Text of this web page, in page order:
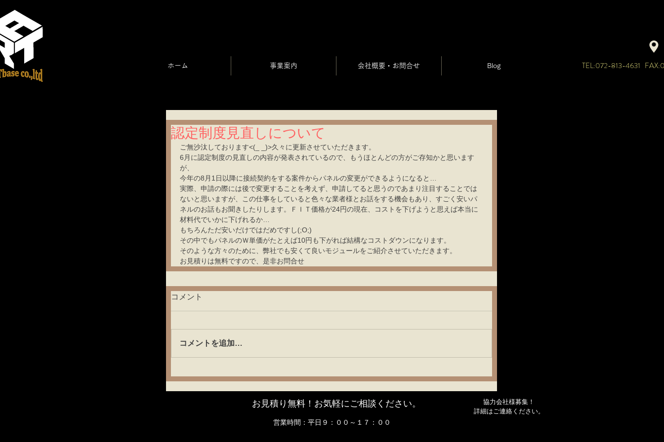
ホーム 事業案内 会社概要・お問合せ Blog TEL:072-813-4631
認定制度見直しについて
ご無沙汰しております<(_ _)>久々に更新させていただきます。
6月に認定制度の見直しの内容が発表されているので、もうほとんどの方がご存知かと思います
が、
今年の8月1日以降に接続契約をする案件からパネルの変更ができるようになると…
実際、申請の際には後で変更することを考えず、申請してると思うのであまり注目することでは
ないと思いますが、この仕事をしていると色々な業者様とお話をする機会もあり、すごく安いパ
ネルのお話もお聞きしたりします。ＦＩＴ価格が24円の現在、コストを下げようと思えば本当に
材料代でいかに下げれるか…
もちろんただ安いだけではだめですし(;O;)
その中でもパネルのＷ単価がたとえば10円も下がれば結構なコストダウンになります。
そのような方々のために、弊社でも安くて良いモジュールをご紹介させていただきます。
お見積りは無料ですので、是非お問合せ
コメント
コメントを追加…
お見積り無料！お気軽にご相談ください。
協力会社様募集！
詳細はご連絡ください。
営業時間：平日９：００～１７：００